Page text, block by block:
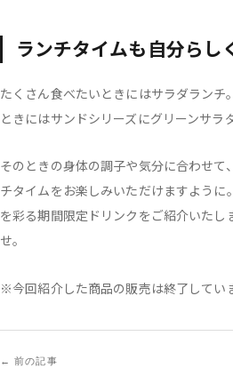
ランチタイムも自分らし
たくさん食べたいときにはサラダランチ
ときにはサンドシリーズにグリーンサラ
そのときの身体の調子や気分に合わせて
チタイムをお楽しみいただけますように
を彩る期間限定ドリンクをご紹介いたし
せ。
※今回紹介した商品の販売は終了してい
前の記事